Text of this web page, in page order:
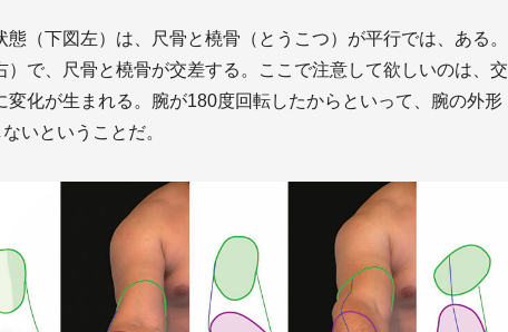
（下図左）は、尺骨と橈骨（とうこつ）が平行では、ある。
）で、尺骨と橈骨が交差する。ここで注意して欲しいのは、交
変化が生まれる。腕が180度回転したからといって、腕の外形
いということだ。